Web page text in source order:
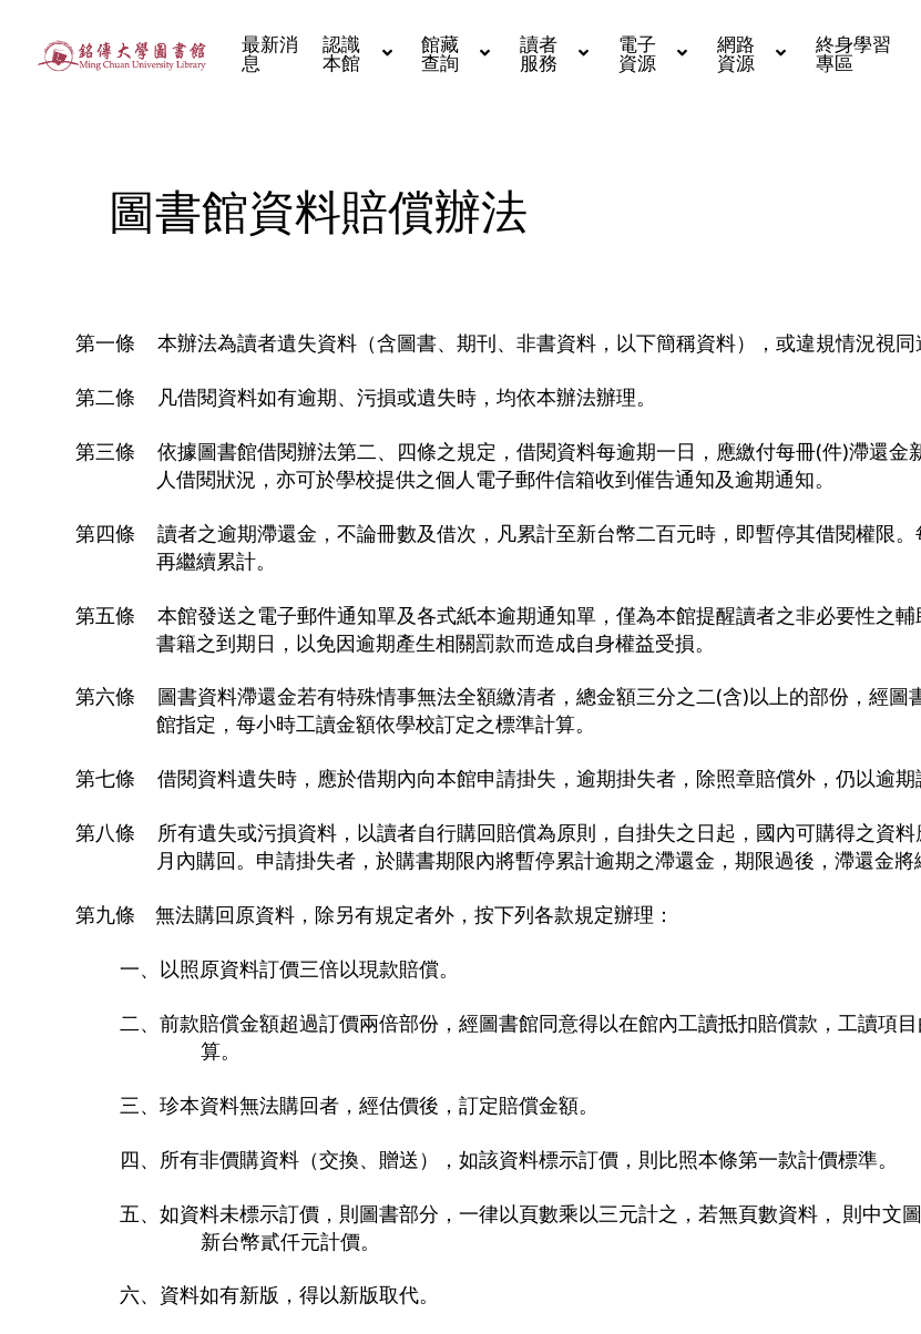
最新消
息
認識
本館
館藏
查詢
讀者
服務
電子
資源
網路
資源
終身學習
專區
圖書館資料賠償辦法
第一條 本辦法為讀者遺失資料（含圖書、期刊、非書資料，以下簡稱資料），或違規情況視同
第二條 凡借閱資料如有逾期、污損或遺失時，均依本辦法辦理。
第三條 依據圖書館借閱辦法第二、四條之規定，借閱資料每逾期一日，應繳付每冊(件)滯還金
人借閱狀況，亦可於學校提供之個人電子郵件信箱收到催告通知及逾期通知。
第四條 讀者之逾期滯還金，不論冊數及借次，凡累計至新台幣二百元時，即暫停其借閱權限
再繼續累計。
第五條 本館發送之電子郵件通知單及各式紙本逾期通知單，僅為本館提醒讀者之非必要性之
書籍之到期日，以免因逾期產生相關罰款而造成自身權益受損。
第六條 圖書資料滯還金若有特殊情事無法全額繳清者，總金額三分之二(含)以上的部份，經圖
館指定，每小時工讀金額依學校訂定之標準計算。
第七條 借閱資料遺失時，應於借期內向本館申請掛失，逾期掛失者，除照章賠償外，仍以逾期
第八條 所有遺失或污損資料，以讀者自行購回賠償為原則，自掛失之日起，國內可購得之資
月內購回。申請掛失者，於購書期限內將暫停累計逾期之滯還金，期限過後，滯還金
第九條 無法購回原資料，除另有規定者外，按下列各款規定辦理：
一、以照原資料訂價三倍以現款賠償。
二、前款賠償金額超過訂價兩倍部份，經圖書館同意得以在館內工讀抵扣賠償款，工讀項
算。
三、珍本資料無法購回者，經估價後，訂定賠償金額。
四、所有非價購資料（交換、贈送），如該資料標示訂價，則比照本條第一款計價標準。
五、如資料未標示訂價，則圖書部分，一律以頁數乘以三元計之，若無頁數資料， 則中文
新台幣貳仟元計價。
六、資料如有新版，得以新版取代。